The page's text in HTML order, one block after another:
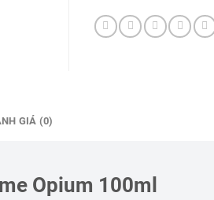
GIÁ (0)
Opium 100ml